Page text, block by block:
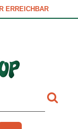
ERREICHBAR